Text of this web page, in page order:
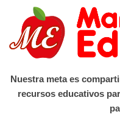
Nuestra meta es
recursos educativos